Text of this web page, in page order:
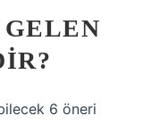
6 öneri